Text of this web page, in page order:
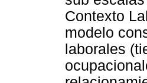
Contexto
modelo
laborales